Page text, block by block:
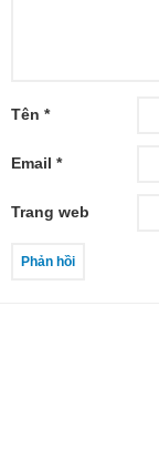
Tên *
Email *
Trang web